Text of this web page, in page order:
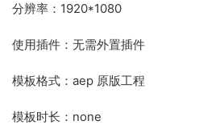
分辨率：1920*1080
使用插件：无需外置插件
模板格式：aep 原版工程
模板时长：none